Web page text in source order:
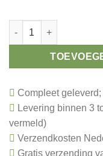
Toernooi prijs bowling
Compleet
Levering binnen 3
vermeld)
Verzendkosten
Gratis verzending